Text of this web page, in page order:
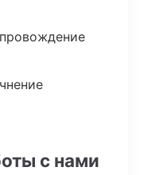
с нами